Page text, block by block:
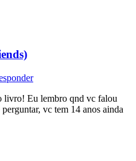
livro! Eu lembro qnd vc falou
vc tem 14 anos ainda